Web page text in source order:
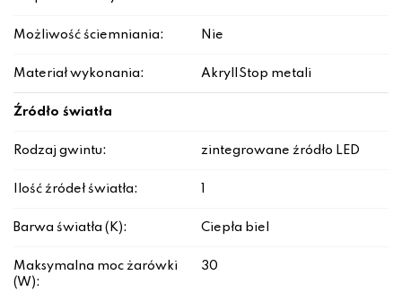
Możliwość ściemniania: Nie
Materiał wykonania: Akryl|Stop metali
Źródło światła
Rodzaj gwintu: zintegrowane źródło LED
Ilość źródeł światła:
Barwa światła (K): Ciepła biel
Maksymalna moc żarówki
(W):
30